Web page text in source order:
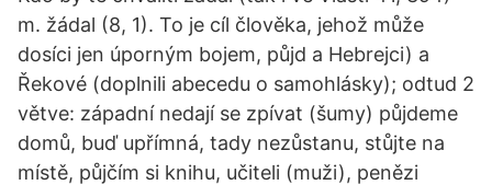
m. žádal (8, 1). To je cíl člověka, jehož může
dosíci jen úporným bojem, půjd a Hebrejci) a
Řekové (doplnili abecedu o samohlásky); odtud 2
větve: západní nedají se zpívat (šumy) půjdeme
domů, buď upřímná, tady nezůstanu, stůjte na
místě, půjčím si knihu, učiteli (muži), penězi